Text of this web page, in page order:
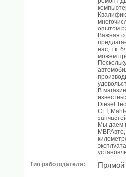
опытом
Важная
нас, т.к.
можем
В
Diesel
CEI,
Мы даем
МВРАвто,
Тип работодателя:
Прямой